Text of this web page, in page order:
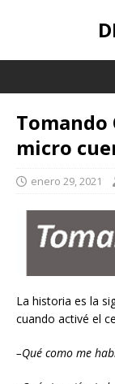
Tomando
micro
enero 29, 2021
La historia es la
cuando activé el
–Qué como me